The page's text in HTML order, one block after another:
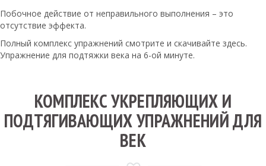
Побочное действие от неправильного выполнения – это
отсутствие эффекта.
Полный комплекс упражнений смотрите и скачивайте здесь.
Упражнение для подтяжки века на 6-ой минуте.
КОМПЛЕКС УКРЕПЛЯЮЩИХ И
ПОДТЯГИВАЮЩИХ УПРАЖНЕНИЙ ДЛЯ
ВЕК